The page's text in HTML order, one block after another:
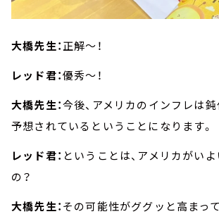
大橋先生：正解～！
レッド君：優秀～！
大橋先生：今後、アメリカのインフレは
予想されているということになります。
レッド君： ということは、アメリカがい
の？
大橋先生：その可能性がググッと高まっ